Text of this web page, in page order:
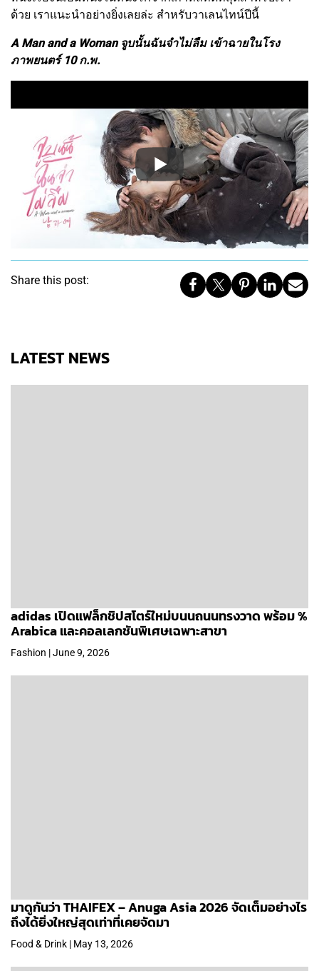
ด้วย เราแนะนำอย่างยิ่งเลยล่ะ สำหรับวาเลนไทน์ปีนี้
A Man and a Woman จูบนั้นฉันจำไม่ลืม เข้าฉายในโรง
ภาพยนตร์ 10 ก.พ.
Share this post:
LATEST NEWS
adidas เปิดแฟล็กชิปสโตร์ใหม่บนนถนนทรงวาด พร้อม %
Arabica และคอลเลกชันพิเศษเฉพาะสาขา
Fashion | June 9, 2026
มาดูกันว่า THAIFEX – Anuga Asia 2026 จัดเต็มอย่างไร
ถึงได้ยิ่งใหญ่สุดเท่าที่เคยจัดมา
Food & Drink | May 13, 2026